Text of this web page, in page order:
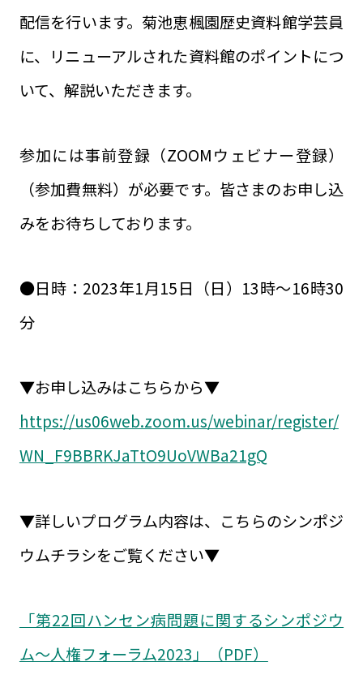
配信を行います。菊池恵楓園歴史資料館学芸員
に、リニューアルされた資料館のポイントにつ
いて、解説いただきます。
参加には事前登録（ZOOMウェビナー登録）
（参加費無料）が必要です。皆さまのお申し込
みをお待ちしております。
●日時：2023年1月15日（日）13時～16時30
分
▼お申し込みはこちらから▼
https://us06web.zoom.us/webinar/register/
WN_F9BBRKJaTtO9UoVWBa21gQ
▼詳しいプログラム内容は、こちらのシンポジ
ウムチラシをご覧ください▼
「第22回ハンセン病問題に関するシンポジウ
ム～人権フォーラム2023」（PDF）